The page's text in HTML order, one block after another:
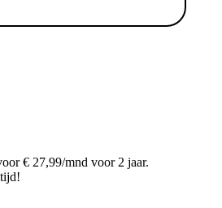
€ 27,99/mnd voor 2 jaar.